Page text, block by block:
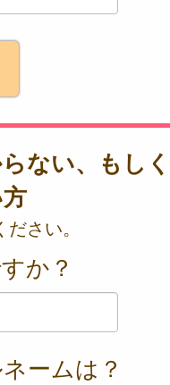
ない、もし
さい。
か？
ームは？